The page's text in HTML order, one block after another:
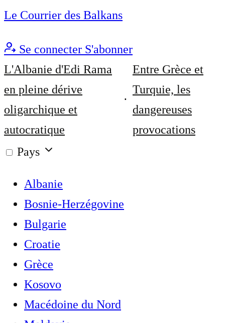
Le Courrier des Balkans
Se connecter S'abonner
L'Albanie d'Edi Rama
en pleine dérive
oligarchique et
autocratique
Entre Grèce et
Turquie, les
dangereuses
provocations
Pays
Albanie
Bosnie-Herzégovine
Bulgarie
Croatie
Grèce
Kosovo
Macédoine du Nord